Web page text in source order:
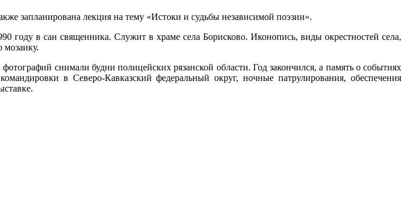
запланирована лекция на тему «Истоки и судьбы независимой поэзии».
в сан священника. Служит в храме села Борисково. Иконопись, виды окрестностей села,
снимали будни полицейских рязанской области. Год закончился, а память о событиях
в Северо-Кавказский федеральный округ, ночные патрулирования, обеспечения